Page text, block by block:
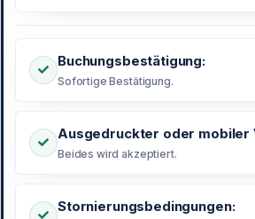
Buchungsbestätigung:
Sofortige Bestätigung.
Ausgedruckter oder mobiler
Beides wird akzeptiert.
Stornierungsbedingungen: